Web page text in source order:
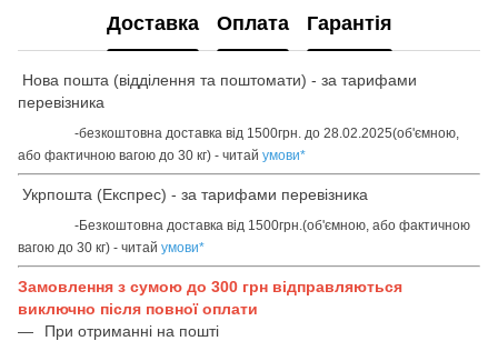
Доставка Оплата Гарантія
Нова пошта (відділення та поштомати) - за тарифами
перевізника
-безкоштовна доставка від 1500грн. до 28.02.2025(об'ємною,
або фактичною вагою до 30 кг) - читай умови*
Укрпошта (Експрес) - за тарифами перевізника
-Безкоштовна доставка від 1500грн.(об'ємною, або фактичною
вагою до 30 кг) - читай умови*
Замовлення з сумою до 300 грн відправляються
виключно після повної оплати
При отриманні на пошті